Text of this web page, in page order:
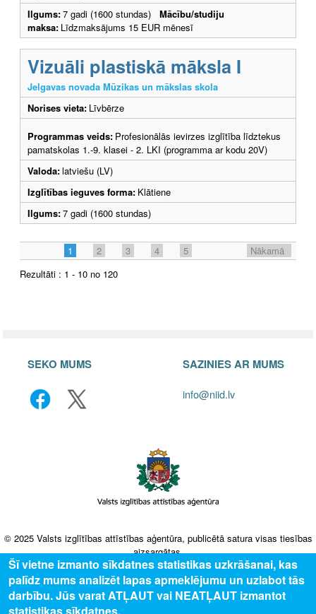
Ilgums:7 gadi (1600 stundas) Mācību/studiju
maksa: Līdzmaksājums 15 EUR mēnesī
Vizuāli plastiskā māksla I
Jelgavas novada Mūzikas un mākslas skola
Norises vieta: Līvbērze
Programmas veids: Profesionālās ievirzes izglītība līdztekus
pamatskolas 1.-9. klasei - 2. LKI (programma ar kodu 20V)
Valoda:latviešu (LV)
Izglītības ieguves forma: Klātiene
Ilgums:7 gadi (1600 stundas)
1 2 3 4 5
Nākamā
Rezultāti : 1 - 10 no 120
SEKO MUMS SAZINIES AR MUMS
info@niid.lv
© 2025 Valsts izglītības attīstības aģentūra, publicētā satura visas tiesības
aizsargātas.
Šī vietne izmanto sīkdatnes statistikas uzkrāšanai, kas
palīdz mums analizēt lapas apmeklējumu un uzlabot tās
darbību. Jūs varat ATĻAUT vai NEATĻAUT izmantot